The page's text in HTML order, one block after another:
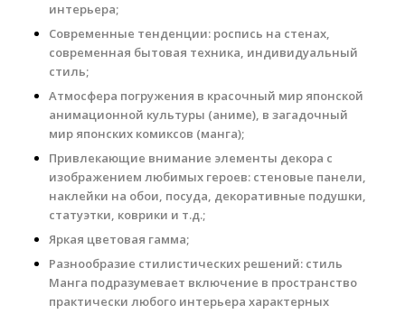
интерьера;
Современные тенденции: роспись на стенах,
современная бытовая техника, индивидуальный
стиль;
Атмосфера погружения в красочный мир японской
анимационной культуры (аниме), в загадочный
мир японских комиксов (манга);
Привлекающие внимание элементы декора с
изображением любимых героев: стеновые панели,
наклейки на обои, посуда, декоративные подушки,
статуэтки, коврики и т.д.;
Яркая цветовая гамма;
Разнообразие стилистических решений: стиль
Манга подразумевает включение в пространство
практически любого интерьера характерных